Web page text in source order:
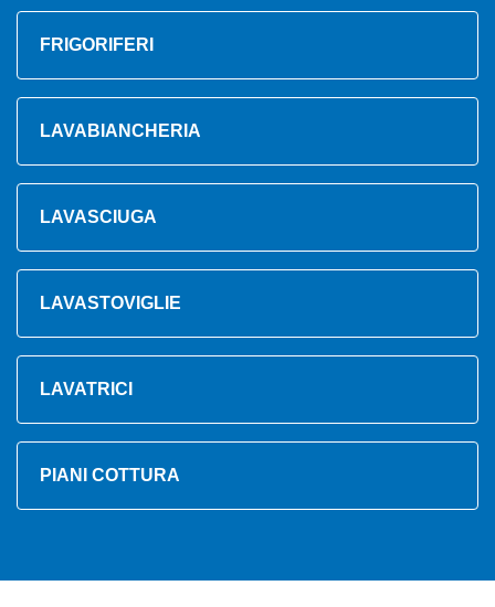
FRIGORIFERI
LAVABIANCHERIA
LAVASCIUGA
LAVASTOVIGLIE
LAVATRICI
PIANI COTTURA